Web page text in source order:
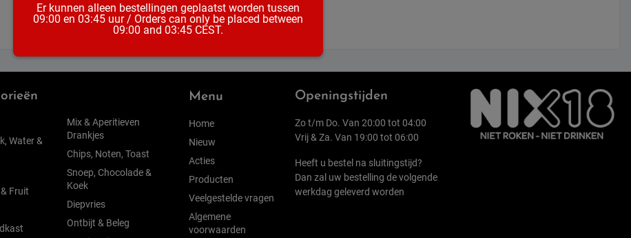
Water &
Fruit
Mix & Aperitieven
Drankjes
Chips, Noten, Toast
Snoep, Chocolade &
Koek
Diepvries
Ontbijt & Beleg
Menu
Home
Nieuw
Acties
Producten
Veelgestelde vragen
Algemene
voorwaarden
Openingstijden
Zo t/m Do. Van 20:00 tot 04:00
Vrij & Za. Van 19:00 tot 06:00
Heeft u bestel na sluitingstijd?
Dan zal uw bestelling de volgende
werkdag geleverd worden
Er kunnen alleen bestellingen geplaatst worden tussen
09:00 en 03:45 uur / Orders can only be placed between
09:00 and 03:45 CEST.